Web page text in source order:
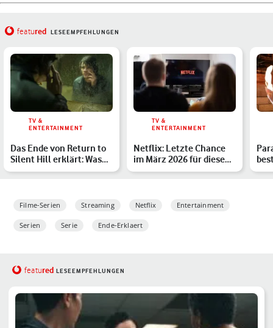
featured LESEEMPFEHLUNGEN
TV &
ENTERTAINMENT
Das Ende von Return to
Silent Hill erklärt: Was
passiert wirklich…
TV &
ENTERTAINMENT
Netflix: Letzte Chance
im März 2026 für diese
Serien & Filme
Filme-Serien Streaming Netflix Entertainment
Serien Serie Ende-Erklaert
featured LESEEMPFEHLUNGEN